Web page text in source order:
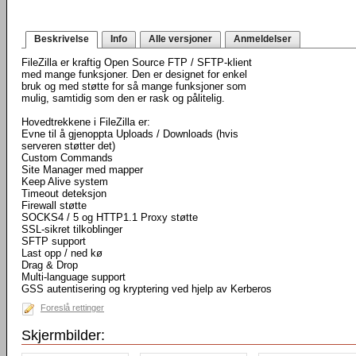
Beskrivelse Info Alle versjoner Anmeldelser
FileZilla er kraftig Open Source FTP / SFTP-klient
med mange funksjoner. Den er designet for enkel
bruk og med støtte for så mange funksjoner som
mulig, samtidig som den er rask og pålitelig.
Hovedtrekkene i FileZilla er:
Evne til å gjenoppta Uploads / Downloads (hvis
serveren støtter det)
Custom Commands
Site Manager med mapper
Keep Alive system
Timeout deteksjon
Firewall støtte
SOCKS4 / 5 og HTTP1.1 Proxy støtte
SSL-sikret tilkoblinger
SFTP support
Last opp / ned kø
Drag & Drop
Multi-language support
GSS autentisering og kryptering ved hjelp av Kerberos
Foreslå rettinger
Skjermbilder: